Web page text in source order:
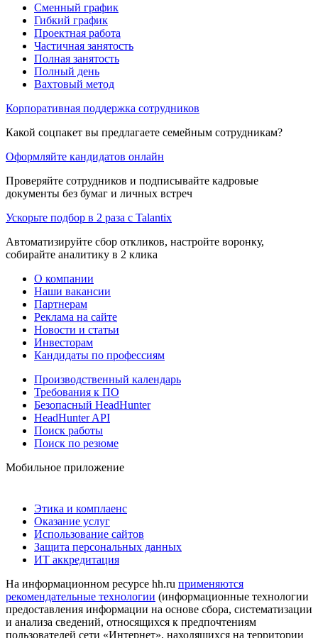
Сменный график
Гибкий график
Проектная работа
Частичная занятость
Полная занятость
Полный день
Вахтовый метод
Корпоративная поддержка сотрудников
Какой соцпакет вы предлагаете семейным сотрудникам?
Оформляйте кандидатов онлайн
Проверяйте сотрудников и подписывайте кадровые
документы без бумаг и личных встреч
Ускорьте подбор в 2 раза с Talantix
Автоматизируйте сбор откликов, настройте воронку,
собирайте аналитику в 2 клика
О компании
Наши вакансии
Партнерам
Реклама на сайте
Новости и статьи
Инвесторам
Кандидаты по профессиям
Производственный календарь
Требования к ПО
Безопасный HeadHunter
HeadHunter API
Поиск работы
Поиск по резюме
Мобильное приложение
Этика и комплаенс
Оказание услуг
Использование сайтов
Защита персональных данных
ИТ аккредитация
На информационном ресурсе hh.ru применяются
рекомендательные технологии (информационные технологии
предоставления информации на основе сбора, систематизации
и анализа сведений, относящихся к предпочтениям
пользователей сети «Интернет», находящихся на территории